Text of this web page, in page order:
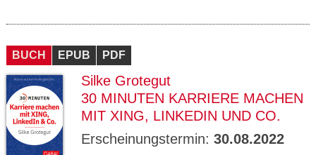
BUCH EPUB PDF
Silke Grotegut
30 MINUTEN KARRIERE MACHEN
MIT XING, LINKEDIN UND CO.
Erscheinungstermin: 30.08.2022